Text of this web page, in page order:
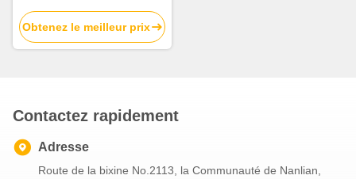
de paquet de nourriture
enferme dans une boîte le
fabricant
Obtenez le meilleur prix
Contactez rapidement
Adresse
Route de la bixine No.2113, la Communauté de Nanlian,